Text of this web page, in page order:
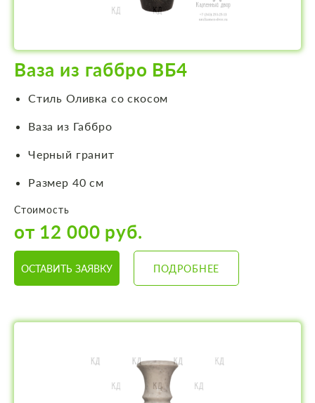
Ваза из габбро ВБ4
Стиль Оливка со скосом
Ваза из Габбро
Черный гранит
Размер 40 см
Стоимость
от 12 000 руб.
ОСТАВИТЬ ЗАЯВКУ ПОДРОБНЕЕ